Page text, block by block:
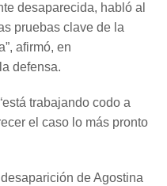
desaparecida, habló al
pruebas clave de la
afirmó, en
defensa.
trabajando codo a
el caso lo más pronto
de Agostina